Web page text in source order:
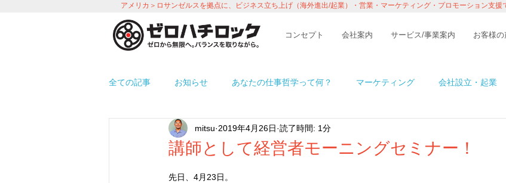
アメリカ＞ロサンゼルスを拠点に、ビジネス立ち上げ（海外進出/起業）・営業・マーケティング・プロモーション支援
コンセプト 会社案内 サービス/事業案内 お客様の
全ての記事 お知らせ あなたの仕事哲学って何？ マーケティング 会社設立・起業
プロモーション 労務＆人事 in アメリカ イベント・レポート
使えるアプリ紹介 オフィス環境
講師として経営者モーニングセミナー！
mitsu 2019年4月26日 読了時間: 1分
先日、4月23日。